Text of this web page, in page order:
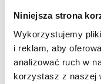
Niniejsza strona
Wykorzystujemy
i reklam, aby
analizować ruch w
korzystasz z naszej
ALE UPAŁ!